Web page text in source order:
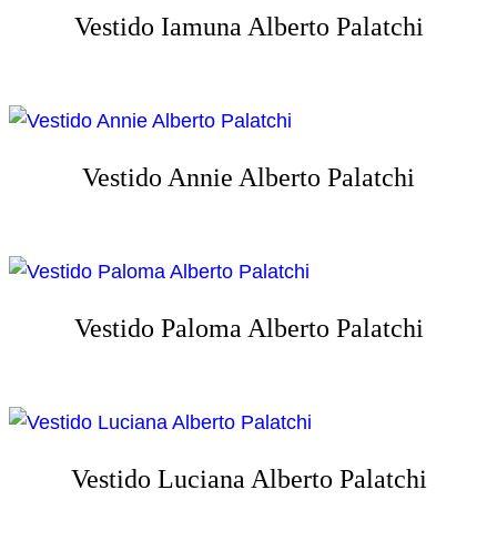
Vestido Iamuna Alberto Palatchi
Vestido Annie Alberto Palatchi
Vestido Paloma Alberto Palatchi
Vestido Luciana Alberto Palatchi